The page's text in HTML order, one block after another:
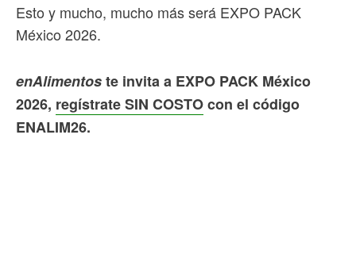
Esto y mucho, mucho más será EXPO PACK
México 2026.
enAlimentoste invita a EXPO PACK México
2026, regístrate SIN COSTOcon el código
ENALIM26.